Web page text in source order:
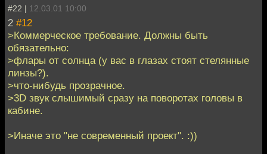
#22 | 12.03.01 10:00
2 #12
>Коммерческое требование. Должны быть
обязательно:
>флары от солнца (у вас в глазах стоят стелянные
линзы?).
>что-нибудь прозрачное.
>3D звук слышимый сразу на поворотах головы в
кабине.
>Иначе это "не современный проект". :))